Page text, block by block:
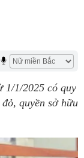
1/1/2025 có quy
quyền sở hữu